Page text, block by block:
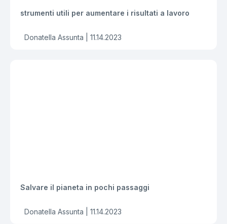
strumenti utili per aumentare i risultati a lavoro
Donatella Assunta | 11.14.2023
Salvare il pianeta in pochi passaggi
Donatella Assunta | 11.14.2023